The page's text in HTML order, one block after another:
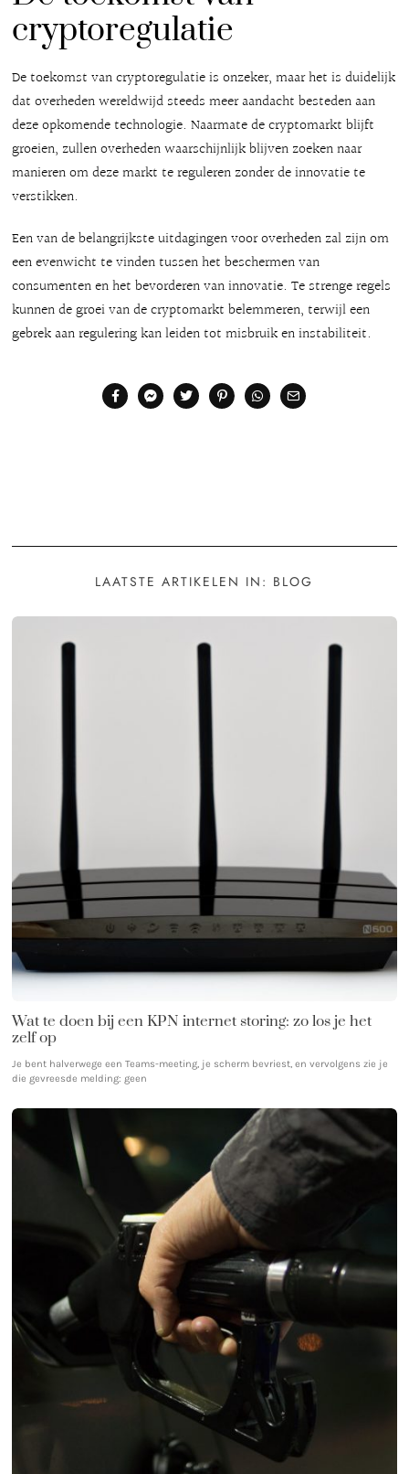
cryptoregulatie
De toekomst van cryptoregulatie is onzeker, maar het is duidelijk
dat overheden wereldwijd steeds meer aandacht besteden aan
deze opkomende technologie. Naarmate de cryptomarkt blijft
groeien, zullen overheden waarschijnlijk blijven zoeken naar
manieren om deze markt te reguleren zonder de innovatie te
verstikken.
Een van de belangrijkste uitdagingen voor overheden zal zijn om
een evenwicht te vinden tussen het beschermen van
consumenten en het bevorderen van innovatie. Te strenge regels
kunnen de groei van de cryptomarkt belemmeren, terwijl een
gebrek aan regulering kan leiden tot misbruik en instabiliteit.
LAATSTE ARTIKELEN IN: BLOG
Wat te doen bij een KPN internet storing: zo los je het
zelf op
Je bent halverwege een Teams-meeting, je scherm bevriest, en vervolgens zie je
die gevreesde melding: geen